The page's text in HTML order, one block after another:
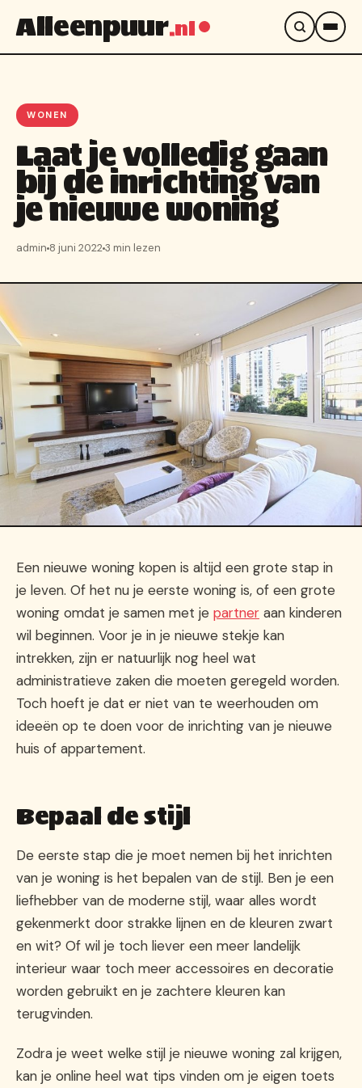
Alleenpuur.nl
WONEN
Laat je volledig gaan
bij de inrichting van
je nieuwe woning
admin 8 juni 20223 min lezen
Een nieuwe woning kopen is altijd een grote stap in
je leven. Of het nu je eerste woning is, of een grote
woning omdat je samen met je partner aan kinderen
wil beginnen. Voor je in je nieuwe stekje kan
intrekken, zijn er natuurlijk nog heel wat
administratieve zaken die moeten geregeld worden.
Toch hoeft je dat er niet van te weerhouden om
ideeën op te doen voor de inrichting van je nieuwe
huis of appartement.
Bepaal de stijl
De eerste stap die je moet nemen bij het inrichten
van je woning is het bepalen van de stijl. Ben je een
liefhebber van de moderne stijl, waar alles wordt
gekenmerkt door strakke lijnen en de kleuren zwart
en wit? Of wil je toch liever een meer landelijk
interieur waar toch meer accessoires en decoratie
worden gebruikt en je zachtere kleuren kan
terugvinden.
Zodra je weet welke stijl je nieuwe woning zal krijgen,
kan je online heel wat tips vinden om je eigen toets